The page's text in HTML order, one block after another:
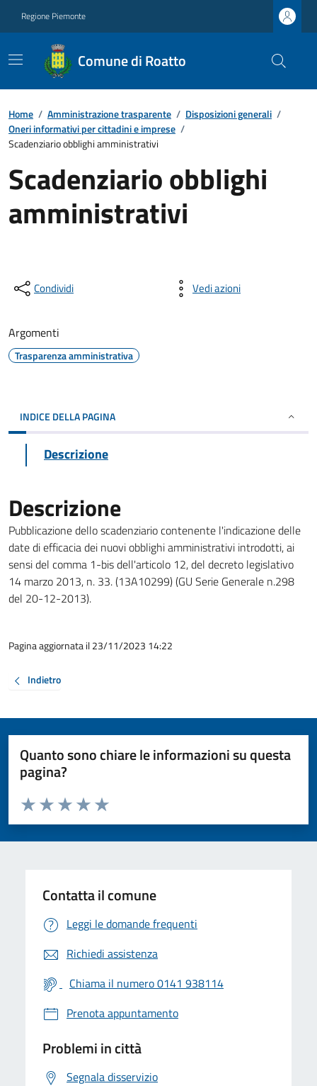
Regione Piemonte
Comune di Roatto
Home / Amministrazione trasparente / Disposizioni generali /
Oneri informativi per cittadini e imprese /
Scadenziario obblighi amministrativi
Scadenziario obblighi
amministrativi
Condividi Vedi azioni
Argomenti
Trasparenza amministrativa
INDICE DELLA PAGINA
Descrizione
Descrizione
Pubblicazione dello scadenziario contenente l'indicazione delle
date di efficacia dei nuovi obblighi amministrativi introdotti, ai
sensi del comma 1-bis dell'articolo 12, del decreto legislativo
14 marzo 2013, n. 33. (13A10299) (GU Serie Generale n.298
del 20-12-2013).
Pagina aggiornata il 23/11/2023 14:22
Indietro
Quanto sono chiare le informazioni su questa
pagina?
Valuta da 1 a 5 stelle la pagina
Valuta 5 stelle su 5
Valuta 4 stelle su 5
Valuta 3 stelle su 5
Valuta 2 stelle su 5
Valuta 1 stelle su 5
Contatta il comune
Leggi le domande frequenti
Richiedi assistenza
Chiama il numero 0141 938114
Prenota appuntamento
Problemi in città
Segnala disservizio